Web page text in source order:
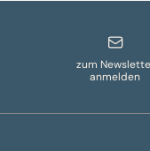
zum
anmelden